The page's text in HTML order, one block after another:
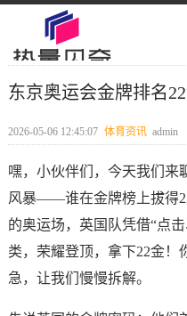
东京奥运会金牌排名
2026-05-06 12:45:07 体育资讯 admin
嘿，小伙伴们，今天我们来
风暴——谁在金牌榜上拔得
的奥运场，英国队凭借“点
类，荣耀登顶，拿下22金！
急，让我们慢慢拆解。